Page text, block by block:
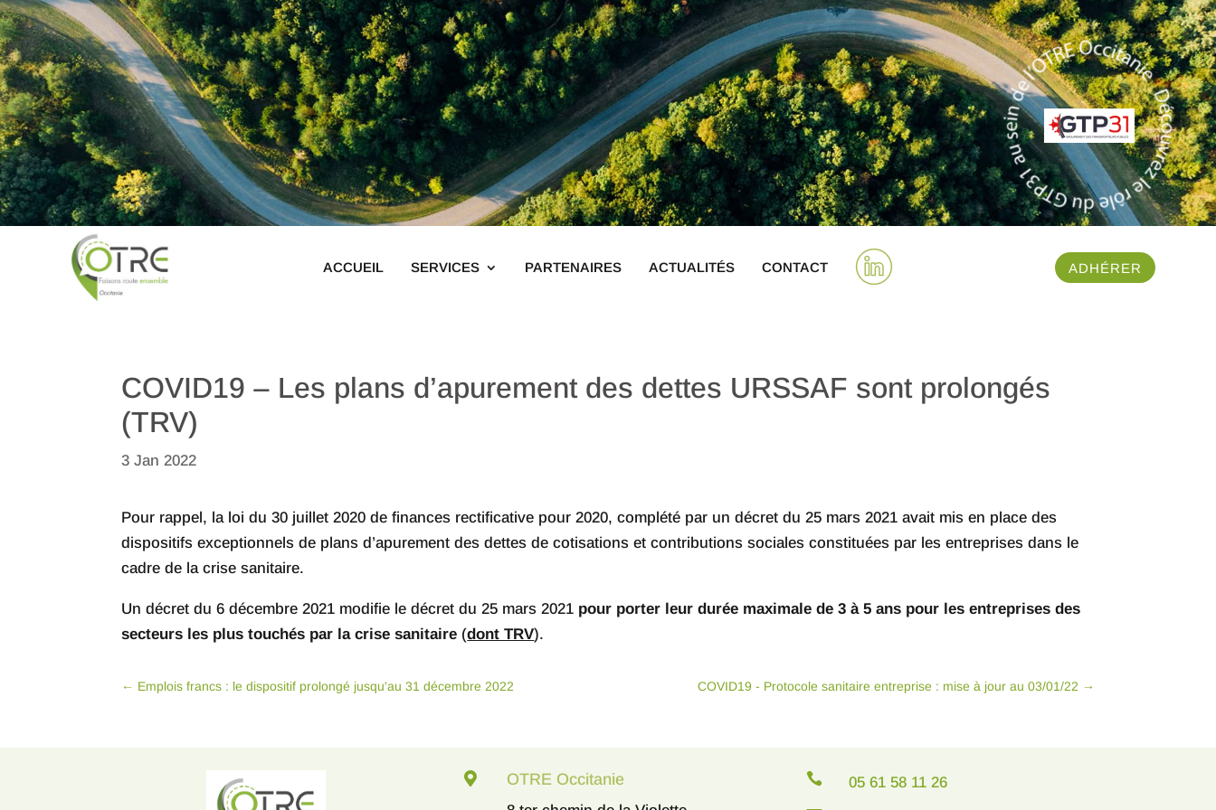
ACCUEIL SERVICES PARTENAIRES ACTUALITÉS CONTACT ADHÉRER
COVID19 – Les plans d’apurement des dettes URSSAF sont prolongés
(TRV)
3 Jan 2022
Pour rappel, la loi du 30 juillet 2020 de finances rectificative pour 2020, complété par un décret du 25 mars 2021 avait mis en place des
dispositifs exceptionnels de plans d’apurement des dettes de cotisations et contributions sociales constituées par les entreprises dans le
cadre de la crise sanitaire.
Un décret du 6 décembre 2021 modifie le décret du 25 mars 2021 pour porter leur durée maximale de 3 à 5 ans pour les entreprises des
secteurs les plus touchés par la crise sanitaire (dont TRV).
← Emplois francs : le dispositif prolongé jusqu'au 31 décembre 2022 COVID19 - Protocole sanitaire entreprise : mise à jour au 03/01/22 →
 OTRE Occitanie  05 61 58 11 26